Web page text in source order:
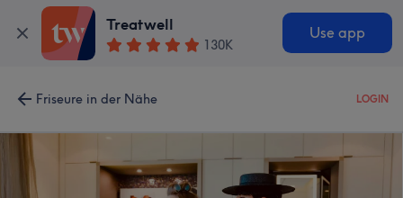
Treatwell
130K
Use app
Friseure in der Nähe LOGIN